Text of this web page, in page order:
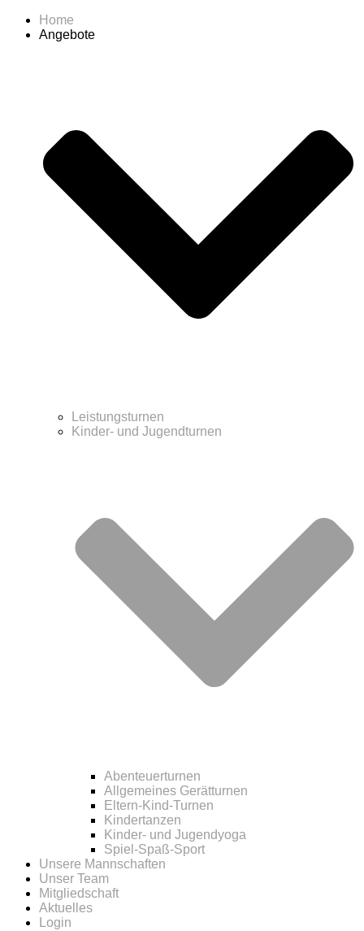
Home
Angebote
Leistungsturnen
Kinder- und Jugendturnen
Abenteuerturnen
Allgemeines Gerätturnen
Eltern-Kind-Turnen
Kindertanzen
Kinder- und Jugendyoga
Spiel-Spaß-Sport
Unsere Mannschaften
Unser Team
Mitgliedschaft
Aktuelles
Login